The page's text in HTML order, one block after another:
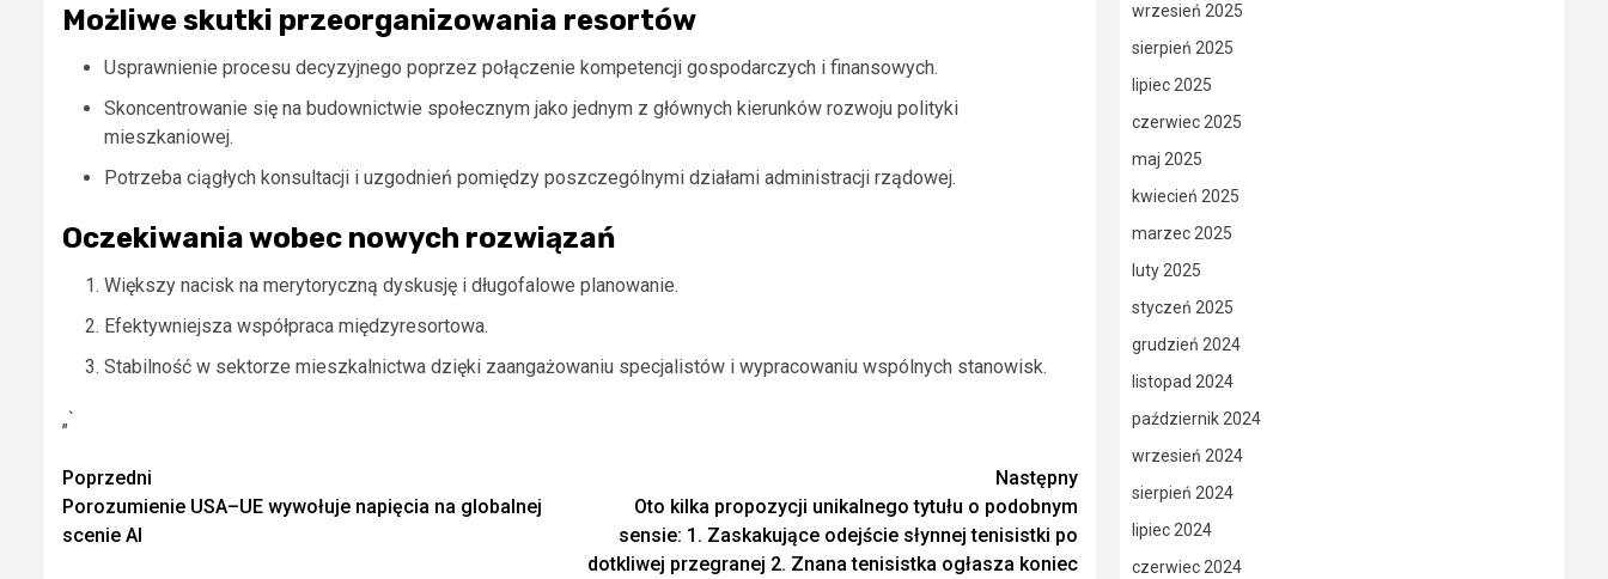
Możliwe skutki przeorganizowania resortów
Usprawnienie procesu decyzyjnego poprzez połączenie kompetencji gospodarczych i finansowych.
Skoncentrowanie się na budownictwie społecznym jako jednym z głównych kierunków rozwoju polityki
mieszkaniowej.
Potrzeba ciągłych konsultacji i uzgodnień pomiędzy poszczególnymi działami administracji rządowej.
Oczekiwania wobec nowych rozwiązań
Większy nacisk na merytoryczną dyskusję i długofalowe planowanie.
Efektywniejsza współpraca międzyresortowa.
Stabilność w sektorze mieszkalnictwa dzięki zaangażowaniu specjalistów i wypracowaniu wspólnych stanowisk.
„`
Zobacz
wpisy
Poprzedni
Porozumienie USA–UE wywołuje napięcia na globalnej
scenie AI
Następny
Oto kilka propozycji unikalnego tytułu o podobnym
sensie: 1. Zaskakujące odejście słynnej tenisistki po
dotkliwej przegranej 2. Znana tenisistka ogłasza koniec
wrzesień 2025
sierpień 2025
lipiec 2025
czerwiec 2025
maj 2025
kwiecień 2025
marzec 2025
luty 2025
styczeń 2025
grudzień 2024
listopad 2024
październik 2024
wrzesień 2024
sierpień 2024
lipiec 2024
czerwiec 2024